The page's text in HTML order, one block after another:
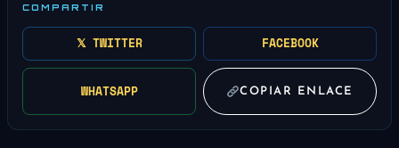
COMPARTIR
𝕏 TWITTER FACEBOOK
WHATSAPP COPIAR ENLACE